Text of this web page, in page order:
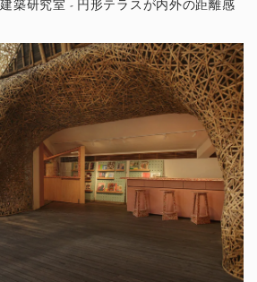
築研究室 - 円形テラスが内外の距離感